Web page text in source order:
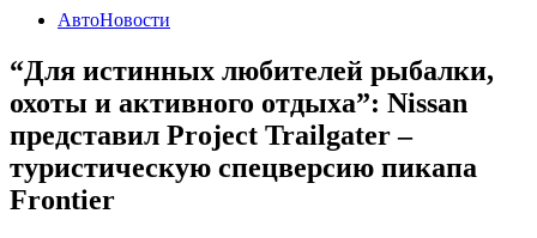
АвтоНовости
“Для истинных любителей рыбалки,
охоты и активного отдыха”: Nissan
представил Project Trailgater –
туристическую спецверсию пикапа
Frontier